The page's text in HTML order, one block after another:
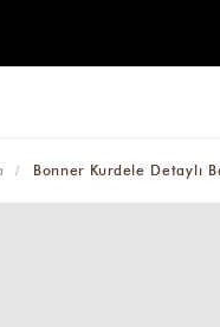
Bonner Kurdele Detaylı